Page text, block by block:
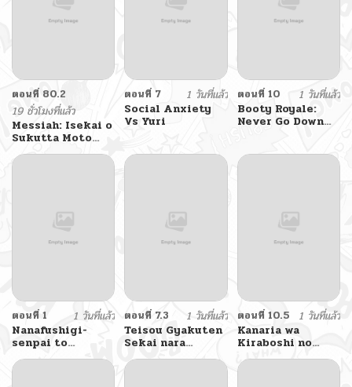
ตอนที่ 80.2
19 ชั่วโมงที่แล้ว
Messiah: Isekai o
Sukutta Moto
Yuusha ga
Mamono no
ตอนที่ 7
1 วันที่แล้ว
Social Anxiety
Vs Yuri
ตอนที่ 10
1 วันที่แล้ว
Booty Royale:
Never Go Down
ตอนที่ 1
1 วันที่แล้ว
Nanafushigi-
senpai to
Tetsujin-kun
ตอนที่ 7.3
1 วันที่แล้ว
Teisou Gyakuten
Sekai nara
Moteru to
Omotteitara
ตอนที่ 10.5
1 วันที่แล้ว
Kanaria wa
Kiraboshi no
Yume o Miru